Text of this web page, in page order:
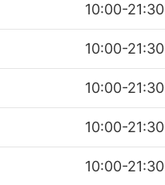
10:00-21:30
10:00-21:30
10:00-21:30
10:00-21:30
10:00-21:30